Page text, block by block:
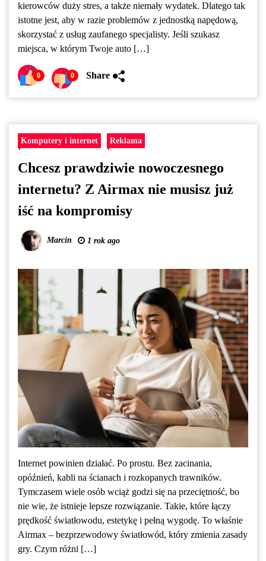
kierowców duży stres, a także niemały wydatek. Dlatego tak
istotne jest, aby w razie problemów z jednostką napędową,
skorzystać z usług zaufanego specjalisty. Jeśli szukasz
miejsca, w którym Twoje auto […]
0 0 Share
Komputery i internet Reklama
Chcesz prawdziwie nowoczesnego
internetu? Z Airmax nie musisz już
iść na kompromisy
Marcin 1 rok ago
Internet powinien działać. Po prostu. Bez zacinania,
opóźnień, kabli na ścianach i rozkopanych trawników.
Tymczasem wiele osób wciąż godzi się na przeciętność, bo
nie wie, że istnieje lepsze rozwiązanie. Takie, które łączy
prędkość światłowodu, estetykę i pełną wygodę. To właśnie
Airmax – bezprzewodowy światłowód, który zmienia zasady
gry. Czym różni […]